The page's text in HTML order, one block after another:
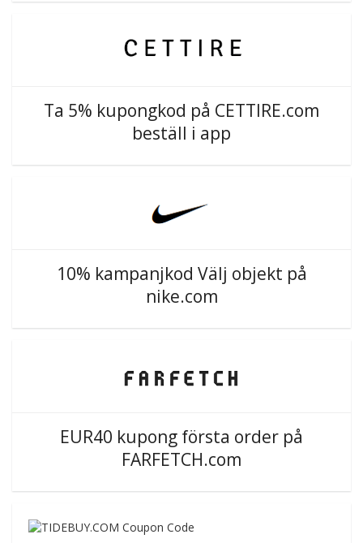
Ta 5% kupongkod på CETTIRE.com
beställ i app
10% kampanjkod Välj objekt på
nike.com
EUR40 kupong första order på
FARFETCH.com